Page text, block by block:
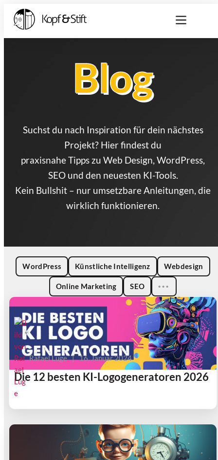
Blog
Blog
Blog
Suchst du nach Inspiration für dein nächstes
Projekt? Hier findest du
praxisnahe Tipps zu Web Design, WordPress,
SEO und den neuesten KI-Tools.
Kein Bullshit – nur umsetzbare Anleitungen, die
wirklich funktionieren.
WordPress Künstliche Intelligenz Webdesign
Online Marketing SEO •••
Die 12 besten KI-Logogeneratoren 2026
Rafael Luge | 16. Januar 2024